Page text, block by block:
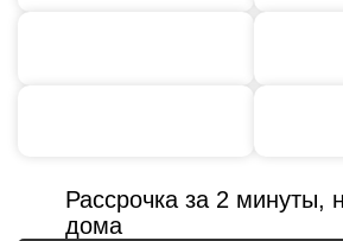
Рассрочка за 2 минуты,
дома